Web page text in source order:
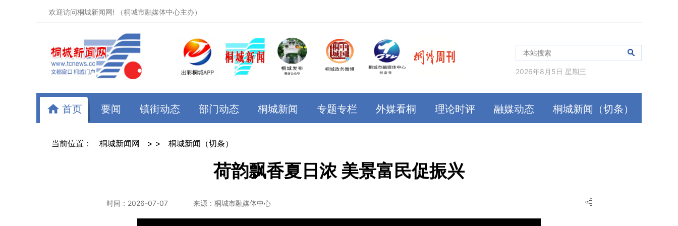
欢迎访问桐城新闻网! （桐城市融媒体中心主办）
2026年8月5日 星期三
首页 要闻 镇街动态 部门动态 桐城新闻 专题专栏 外媒看桐 理论时评 融媒动态 桐城新闻（切条）
当前位置： 桐城新闻网 > > 桐城新闻（切条）
荷韵飘香夏日浓 美景富民促振兴
时间：2026-07-07 来源：桐城市融媒体中心